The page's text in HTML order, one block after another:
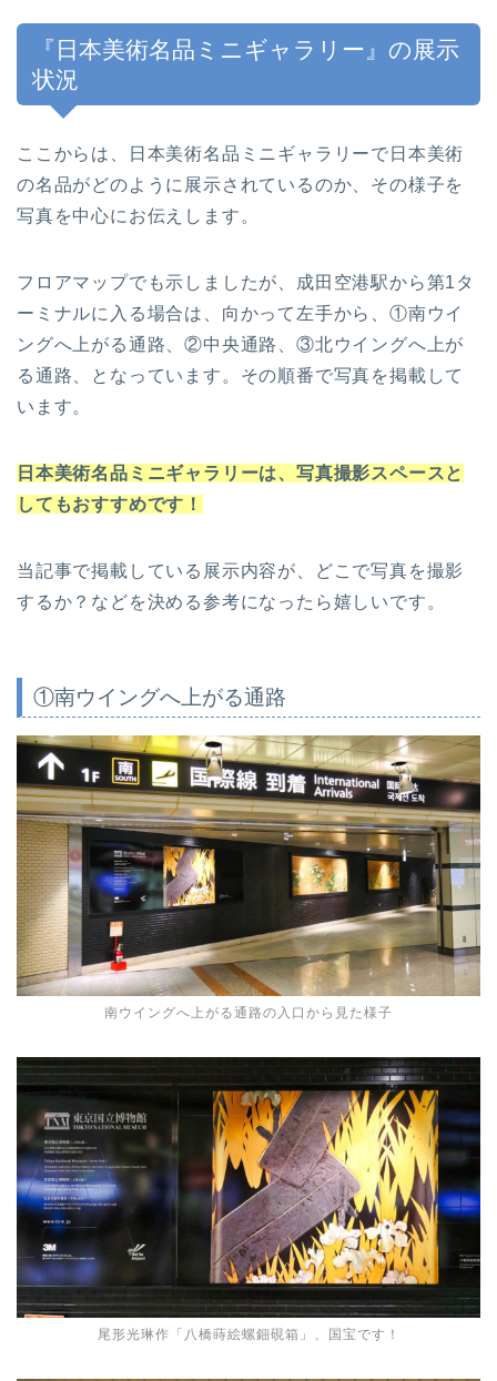
『日本美術名品ミニギャラリー』の展示
状況
ここからは、日本美術名品ミニギャラリーで日本美術
の名品がどのように展示されているのか、その様子を
写真を中心にお伝えします。
フロアマップでも示しましたが、成田空港駅から第1タ
ーミナルに入る場合は、向かって左手から、①南ウイ
ングへ上がる通路、②中央通路、③北ウイングへ上が
る通路、となっています。その順番で写真を掲載して
います。
日本美術名品ミニギャラリーは、写真撮影スペースと
してもおすすめです！
当記事で掲載している展示内容が、どこで写真を撮影
するか？などを決める参考になったら嬉しいです。
①南ウイングへ上がる通路
南ウイングへ上がる通路の入口から見た様子
尾形光琳作「八橋蒔絵螺鈿硯箱」、国宝です！